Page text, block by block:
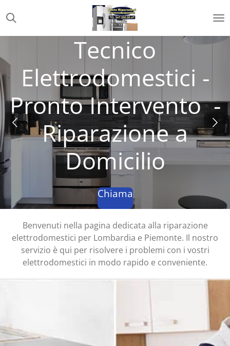
al
contenuto
Tecnico
Elettrodomestici -
Pronto Intervento -
Riparazione a
Domicilio
Chiama
Benvenuti nella pagina dedicata alla riparazione
elettrodomestici per Lombardia e Piemonte. Il nostro
servizio è qui per risolvere i problemi con i vostri
elettrodomestici in modo rapido e conveniente.